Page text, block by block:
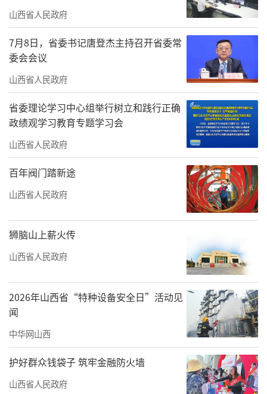
山西省人民政府
7月8日，省委书记唐登杰主持召开省委常
委会会议
山西省人民政府
省委理论学习中心组举行树立和践行正确
政绩观学习教育专题学习会
山西省人民政府
百年阀门踏新途
山西省人民政府
狮脑山上薪火传
山西省人民政府
2026年山西省“特种设备安全日”活动见
闻
中华网山西
护好群众钱袋子 筑牢金融防火墙
山西省人民政府